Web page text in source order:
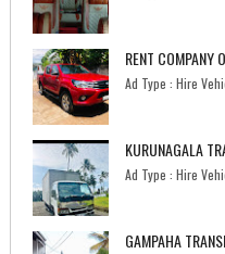
RENT COMPANY
Ad Type : Hire
KURUNAGALA
Ad Type : Hire
GAMPAHA